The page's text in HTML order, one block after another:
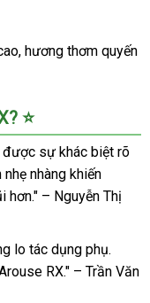
hương thơm quyến
⭐
được sự khác biệt rõ
nhàng khiến
hơn." – Nguyễn Thị
lo tác dụng phụ.
RX." – Trần Văn